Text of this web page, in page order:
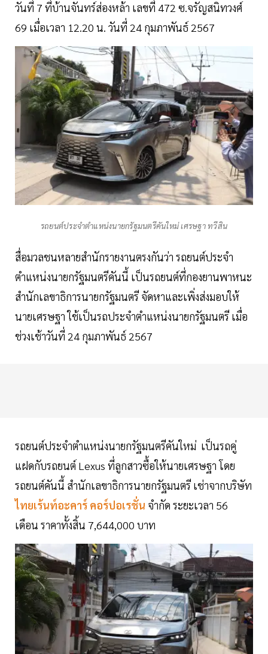
วันที่ 7 ที่บ้านจันทร์ส่องหล้า เลขที่ 472 ซ.จรัญสนิทวงศ์
69 เมื่อเวลา 12.20 น. วันที่ 24 กุมภาพันธ์ 2567
รถยนต์ประจำตำแหน่งนายกรัฐมนตรีคันใหม่ เศรษฐา ทวีสิน
สื่อมวลชนหลายสำนักรายงานตรงกันว่า รถยนต์ประจำ
ตำแหน่งนายกรัฐมนตรีคันนี้ เป็นรถยนต์ที่กองยานพาหนะ
สำนักเลขาธิการนายกรัฐมนตรี จัดหาและเพิ่งส่งมอบให้
นายเศรษฐา ใช้เป็นรถประจำตำแหน่งนายกรัฐมนตรี เมื่อ
ช่วงเช้าวันที่ 24 กุมภาพันธ์ 2567
รถยนต์ประจำตำแหน่งนายกรัฐมนตรีคันใหม่ เป็นรถคู่
แฝดกับรถยนต์ Lexus ที่ลูกสาวซื้อให้นายเศรษฐา โดย
รถยนต์คันนี้ สำนักเลขาธิการนายกรัฐมนตรี เช่าจากบริษัท
ไทยเร้นท์อะคาร์ คอร์ปอเรชั่น จำกัด ระยะเวลา 56
เดือน ราคาทั้งสิ้น 7,644,000 บาท